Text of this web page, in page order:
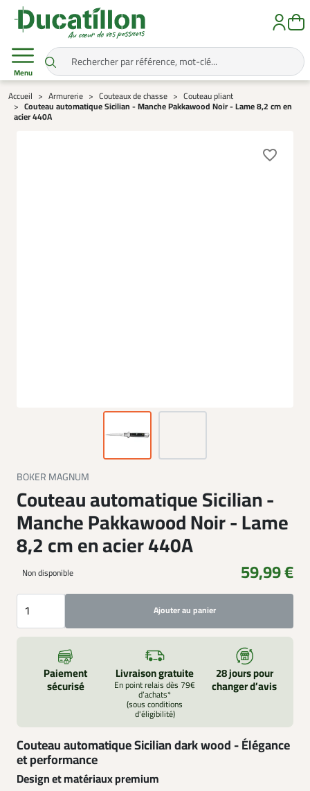
Menu
Accueil Armurerie Couteaux de chasse Couteau pliant
Couteau automatique Sicilian - Manche Pakkawood Noir - Lame 8,2 cm en
acier 440A
favorite_border
BOKER MAGNUM
Couteau automatique Sicilian -
Manche Pakkawood Noir - Lame
8,2 cm en acier 440A
Non disponible 59,99 €
Ajouter au panier
Paiement
sécurisé
Livraison gratuite
En point relais dès 79€
d’achats*
(sous conditions
d'éligibilité)
28 jours pour
changer d’avis
Couteau automatique Sicilian dark wood - Élégance
et performance
Design et matériaux premium